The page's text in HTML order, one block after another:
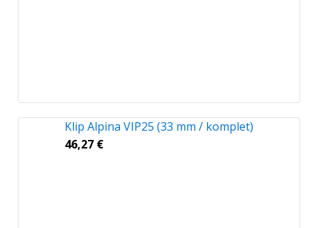
Klip Alpina VIP25 (33 mm / komplet)
46,27 €